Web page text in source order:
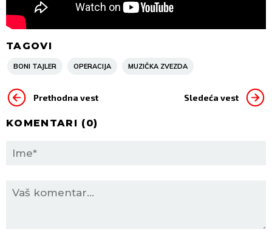
TAGOVI
BONI TAJLER OPERACIJA MUZIČKA ZVEZDA
Prethodna vest Sledeća vest
KOMENTARI (0)